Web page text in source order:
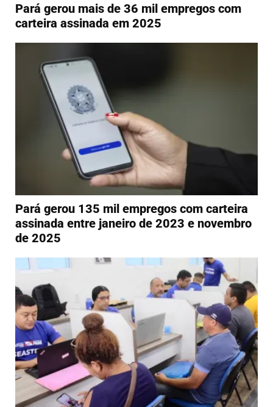
Pará gerou mais de 36 mil empregos com
carteira assinada em 2025
Pará gerou 135 mil empregos com carteira
assinada entre janeiro de 2023 e novembro
de 2025